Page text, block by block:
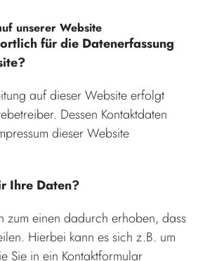
unserer Website
für die Datenerfassung
auf dieser Website erfolgt
Dessen Kontaktdaten
dieser Website
Ihre Daten?
zum einen dadurch erhoben, dass
Hierbei kann es sich z.B. um
Sie in ein Kontaktformular